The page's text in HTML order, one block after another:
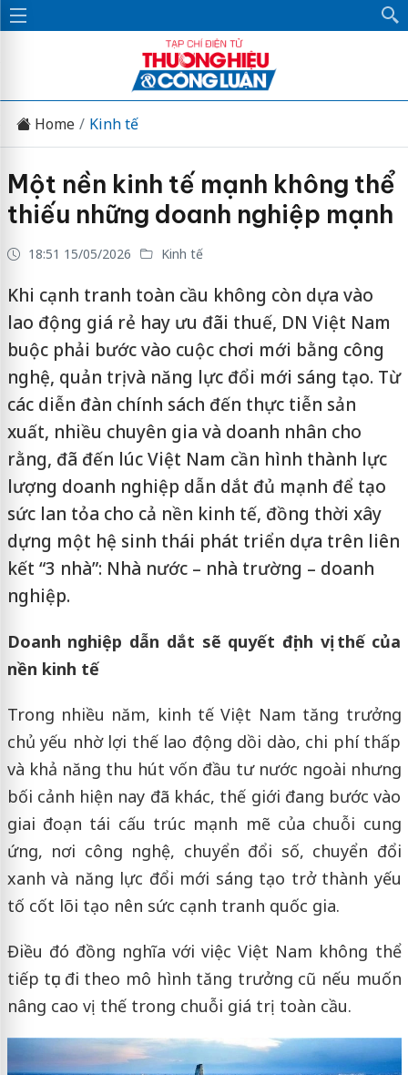
Home Kinh tế
Một nền kinh tế mạnh không thể
thiếu những doanh nghiệp mạnh
18:51 15/05/2026 Kinh tế
Khi cạnh tranh toàn cầu không còn dựa vào
lao động giá rẻ hay ưu đãi thuế, DN Việt Nam
buộc phải bước vào cuộc chơi mới bằng công
nghệ, quản trị và năng lực đổi mới sáng tạo. Từ
các diễn đàn chính sách đến thực tiễn sản
xuất, nhiều chuyên gia và doanh nhân cho
rằng, đã đến lúc Việt Nam cần hình thành lực
lượng doanh nghiệp dẫn dắt đủ mạnh để tạo
sức lan tỏa cho cả nền kinh tế, đồng thời xây
dựng một hệ sinh thái phát triển dựa trên liên
kết “3 nhà”: Nhà nước – nhà trường – doanh
nghiệp.
Doanh nghiệp dẫn dắt sẽ quyết định vị thế của
nền kinh tế
Trong nhiều năm, kinh tế Việt Nam tăng trưởng
chủ yếu nhờ lợi thế lao động dồi dào, chi phí thấp
và khả năng thu hút vốn đầu tư nước ngoài nhưng
bối cảnh hiện nay đã khác, thế giới đang bước vào
giai đoạn tái cấu trúc mạnh mẽ của chuỗi cung
ứng, nơi công nghệ, chuyển đổi số, chuyển đổi
xanh và năng lực đổi mới sáng tạo trở thành yếu
tố cốt lõi tạo nên sức cạnh tranh quốc gia.
Điều đó đồng nghĩa với việc Việt Nam không thể
tiếp tục đi theo mô hình tăng trưởng cũ nếu muốn
nâng cao vị thế trong chuỗi giá trị toàn cầu.